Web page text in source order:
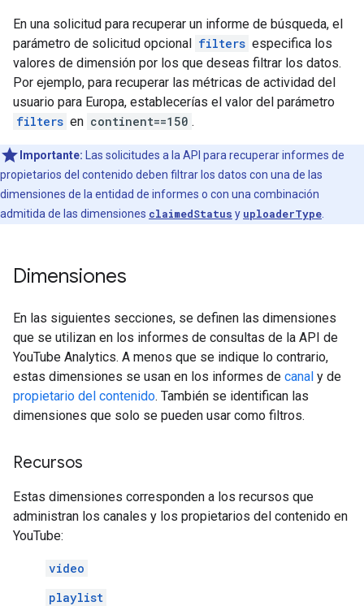
En una solicitud para recuperar un informe de búsqueda, el
parámetro de solicitud opcional filters especifica los
valores de dimensión por los que deseas filtrar los datos.
Por ejemplo, para recuperar las métricas de actividad del
usuario para Europa, establecerías el valor del parámetro
filters en continent==150 .
Importante: Las solicitudes a la API para recuperar informes de
propietarios del contenido deben filtrar los datos con una de las
dimensiones de la entidad de informes o con una combinación
admitida de las dimensiones claimedStatus y uploaderType
Dimensiones
En las siguientes secciones, se definen las dimensiones
que se utilizan en los informes de consultas de la API de
YouTube Analytics. A menos que se indique lo contrario,
estas dimensiones se usan en los informes de canal y de
propietario del contenido. También se identifican las
dimensiones que solo se pueden usar como filtros.
Recursos
Estas dimensiones corresponden a los recursos que
administran los canales y los propietarios del contenido en
YouTube:
video
playlist